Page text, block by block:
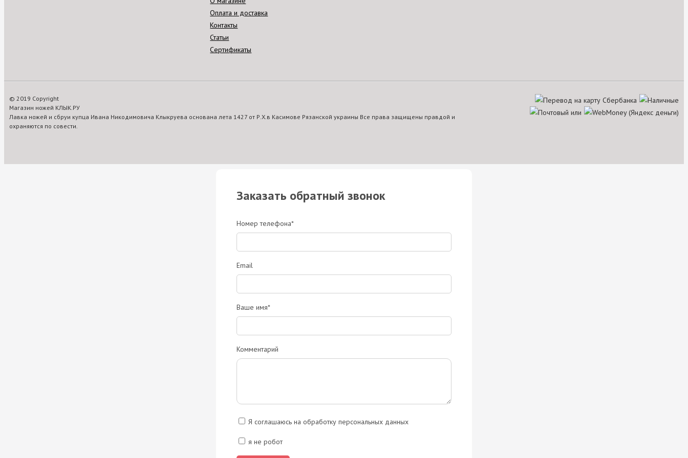
Оплата и доставка
Контакты
Статьи
Сертификаты
© 2019 Copyright
Магазин ножей КЛЫК.РУ
Лавка ножей и сбруи купца Ивана Никодимовича Клыкруева основана лета 1427 от Р.Х.в Касимове Рязанской украины Все права защищены правдой и
охраняются по совести.
Заказать обратный звонок
Номер телефона*
Email
Ваше имя*
Комментарий
Я соглашаюсь на обработку персональных данных
я не робот